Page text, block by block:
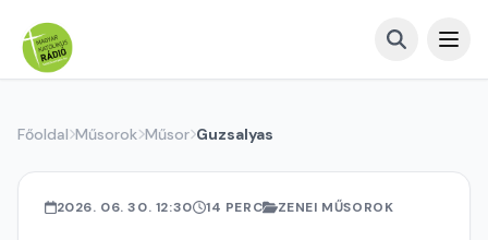
Főoldal Műsorok Műsor Guzsalyas
2026. 06. 30. 12:30 14 PERC ZENEI MŰSOROK